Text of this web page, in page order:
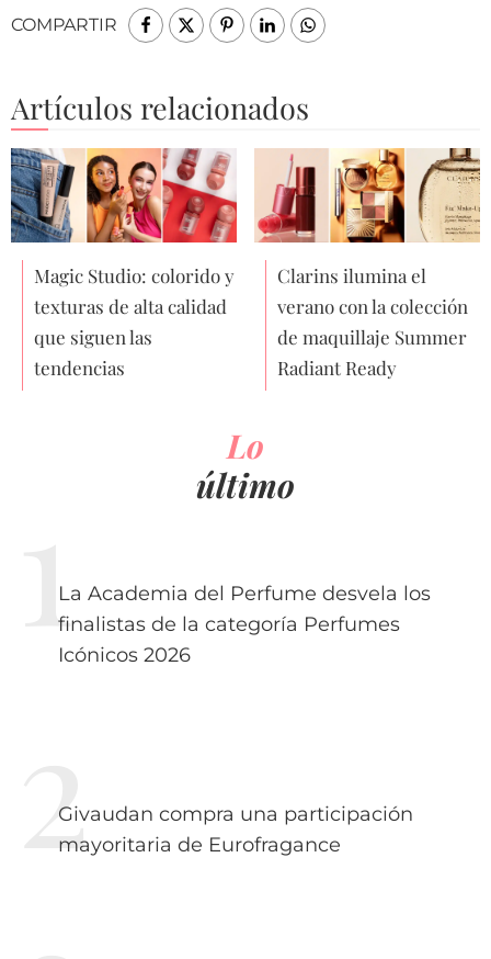
COMPARTIR
Artículos relacionados
Magic Studio: colorido y
texturas de alta calidad
que siguen las
tendencias
Clarins ilumina el
verano con la colección
de maquillaje Summer
Radiant Ready
Lo
último
La Academia del Perfume desvela los
finalistas de la categoría Perfumes
Icónicos 2026
Givaudan compra una participación
mayoritaria de Eurofragance